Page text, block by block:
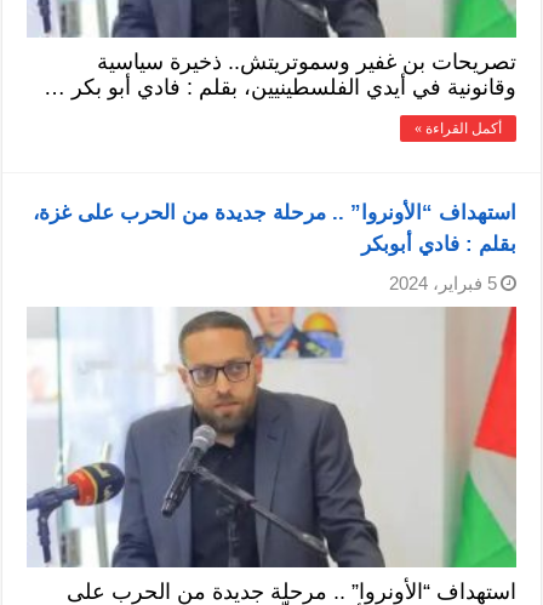
تصريحات بن غفير وسموتريتش.. ذخيرة سياسية
وقانونية في أيدي الفلسطينيين، بقلم : فادي أبو بكر …
أكمل القراءة »
استهداف “الأونروا” .. مرحلة جديدة من الحرب على غزة،
بقلم : فادي أبوبكر
5 فبراير، 2024
استهداف “الأونروا” .. مرحلة جديدة من الحرب على